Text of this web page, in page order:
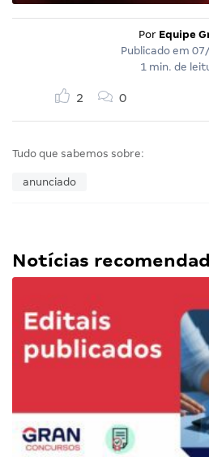
Por Equipe
Publicado em
1 min. de
2 0
Tudo que sabemos sobre:
anunciado
Notícias